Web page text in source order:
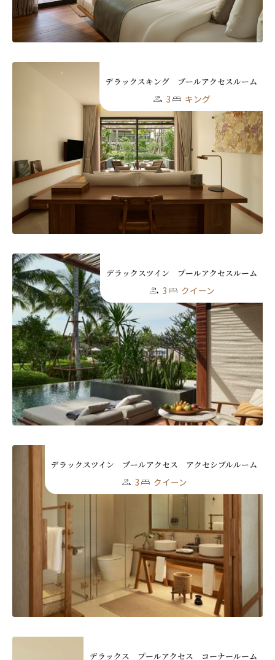
デラックスキング プールアクセスルーム
3 キング
デラックスツイン プールアクセスルーム
3 クイーン
デラックスツイン プールアクセス アクセシブルルーム
3 クイーン
デラックス プールアクセス コーナールーム
First Last
名前 （漢字）
Last
送信